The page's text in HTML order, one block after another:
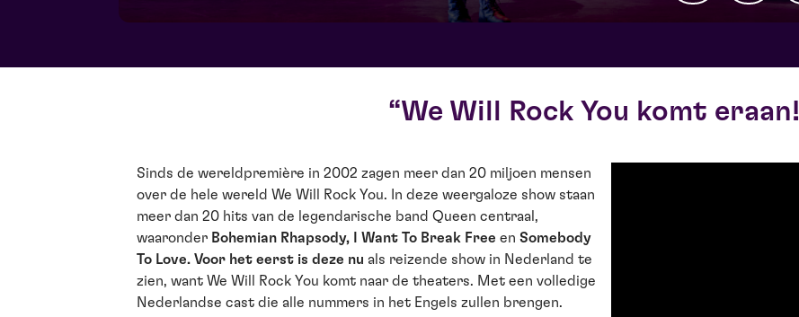
We Will Rock You komt eraan!
Sinds de wereldpremière in 2002 zagen meer dan 20 miljoen mensen
over de hele wereld We Will Rock You. In deze weergaloze show staan
meer dan 20 hits van de legendarische band Queen centraal,
waaronder Bohemian Rhapsody, I Want To Break Free en Somebody
To Love. Voor het eerst is deze nu als reizende show in Nederland te
zien, want We Will Rock You komt naar de theaters. Met een volledige
Nederlandse cast die alle nummers in het Engels zullen brengen.